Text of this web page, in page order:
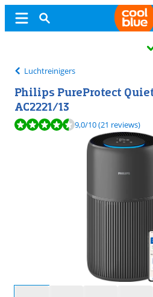
Gratis
Luchtreinigers
Philips PureProtect
AC2221/13
Beoordeling is 9,0 van de 10, gebaseerd
9,0/10(21 reviews)